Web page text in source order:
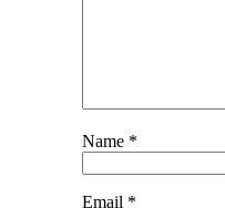
Name *
Email *